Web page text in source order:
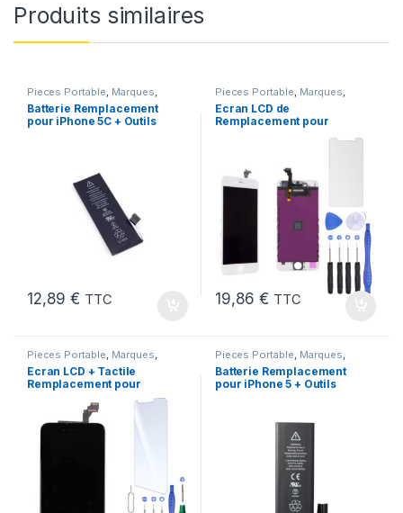
Produits similaires
Pieces Portable, Marques,
Apple iPhone 5C Batteries et
chargeurs,Batteries Apple
Batterie Remplacement
pour iPhone 5C + Outils
12,89€ TTC
Pieces Portable, Marques,
Apple iPhone 6
Ecran LCD de
Remplacement pour
19,86€ TTC
Pieces Portable, Marques,
Apple iPhone 6 Plus
Ecran LCD + Tactile
Remplacement pour
iPhone 6 Plus Noir + Kit
Pieces Portable, Marques,
Apple iPhone 5 , Batteries et
chargeurs,Batteries Apple
Batterie Remplacement
pour iPhone 5 + Outils